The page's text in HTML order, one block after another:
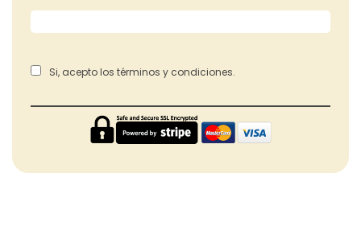
Si, acepto los términos y condiciones.